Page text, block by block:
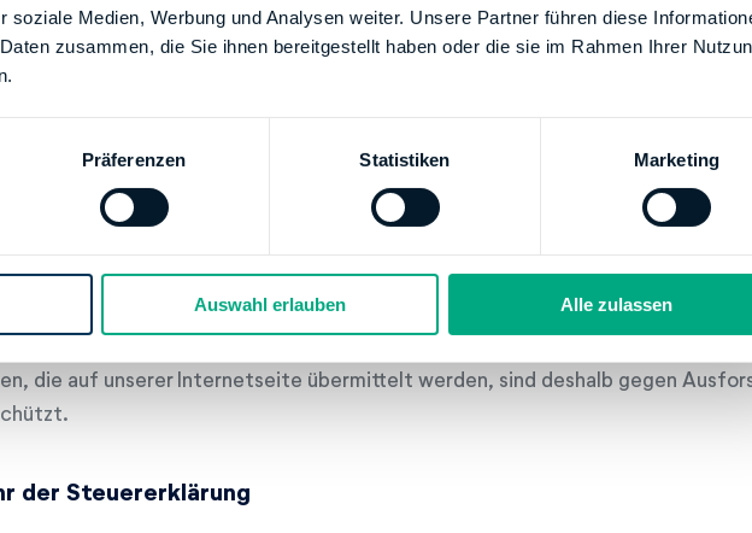
soziale Medien, Werbung und Analysen weiter. Unsere Partner führen diese
zusammen, die Sie ihnen bereitgestellt haben oder die sie im Rahmen Ihrer
Präferenzen Statistiken Marketing
Auswahl erlauben Alle zulassen
der Steuererklärung
Mail
Geburtsdatum
Sorge - natürlich behandeln wir die Informationen streng vertraulich. Das
die Übertragung zwischen unserer Internetseite und den Seiten der
die auf unserer Internetseite übermittelt werden, sind deshalb gegen
der Steuererklärung